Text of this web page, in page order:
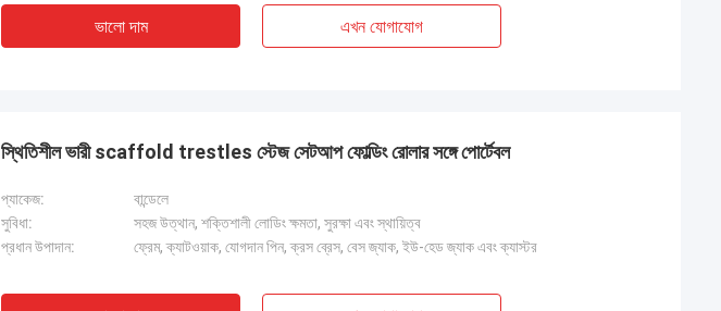
ম্যালকম হর্টন
প্রতিযোগিতামূলক মূল্যে উচ্চ মানের ইস্পাত, আমাদের ব্যবসার
দুর্দান্ত অভিজ্ঞতা. ইস্পাত সব স্পেসিফিকেশন পূরণ এবং সময়মত
ভালো দাম এখন যোগাযোগ
স্থিতিশীল ভারী scaffold trestles স্টেজ সেটআপ ফোল্ডিং রোলার সঙ্গে পোর্টেবল
প্যাকেজ:
বান্ডেলে
সুবিধা:
সহজ উত্থান, শক্তিশালী লোডিং ক্ষমতা, সুরক্ষা এবং স্থায়িত্ব
প্রধান উপাদান:
ফ্রেম, ক্যাটওয়াক, যোগদান পিন, ক্রস ব্রেস, বেস জ্যাক, ইউ-হেড জ্যাক এবং ক্যাস্টর